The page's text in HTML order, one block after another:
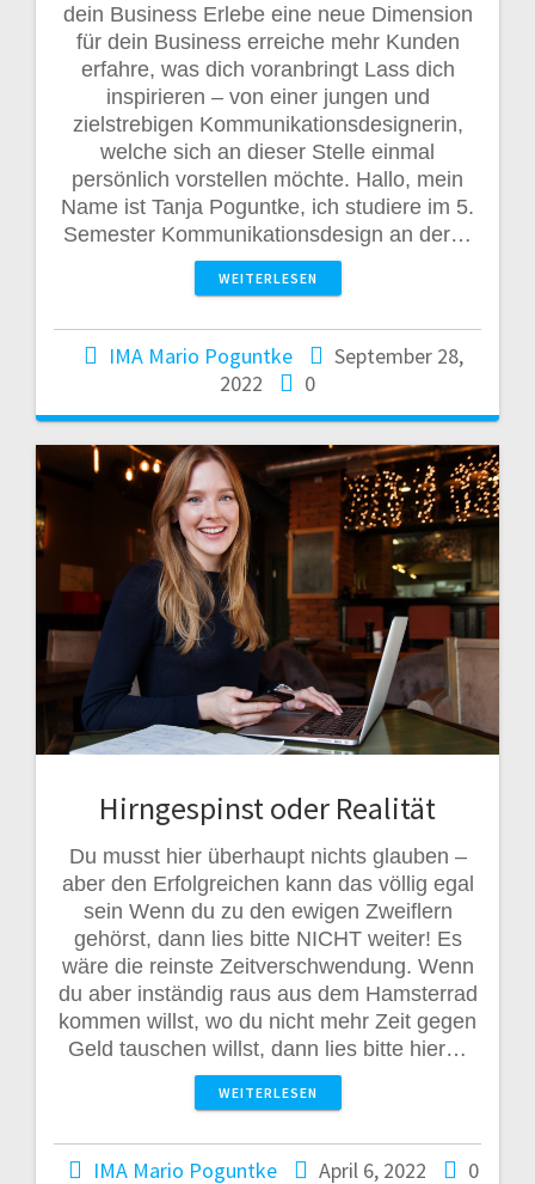
dein Business Erlebe eine neue Dimension
für dein Business erreiche mehr Kunden
erfahre, was dich voranbringt Lass dich
inspirieren – von einer jungen und
zielstrebigen Kommunikationsdesignerin,
welche sich an dieser Stelle einmal
persönlich vorstellen möchte. Hallo, mein
Name ist Tanja Poguntke, ich studiere im 5.
Semester Kommunikationsdesign an der…
WEITERLESEN
IMA Mario Poguntke
September 28,
2022
0
Hirngespinst oder Realität
Du musst hier überhaupt nichts glauben –
aber den Erfolgreichen kann das völlig egal
sein Wenn du zu den ewigen Zweiflern
gehörst, dann lies bitte NICHT weiter! Es
wäre die reinste Zeitverschwendung. Wenn
du aber inständig raus aus dem Hamsterrad
kommen willst, wo du nicht mehr Zeit gegen
Geld tauschen willst, dann lies bitte hier…
WEITERLESEN
IMA Mario Poguntke April 6, 2022 0